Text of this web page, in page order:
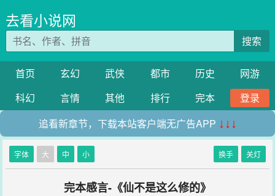
去看小说网
搜索
首页 玄幻 武侠 都市 历史
网游
科幻
言情 其他 排行 完本
登录
追看新章节，下载本站客户端无广告APP ↓↓↓
字体 大 中 小 换手 关灯
完本感言-《仙不是这么修的》